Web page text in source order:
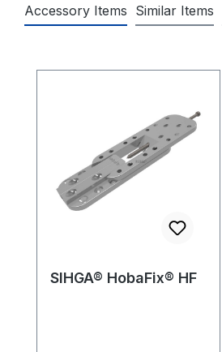
Accessory Items Similar Items
SIHGA® HobaFix® HF